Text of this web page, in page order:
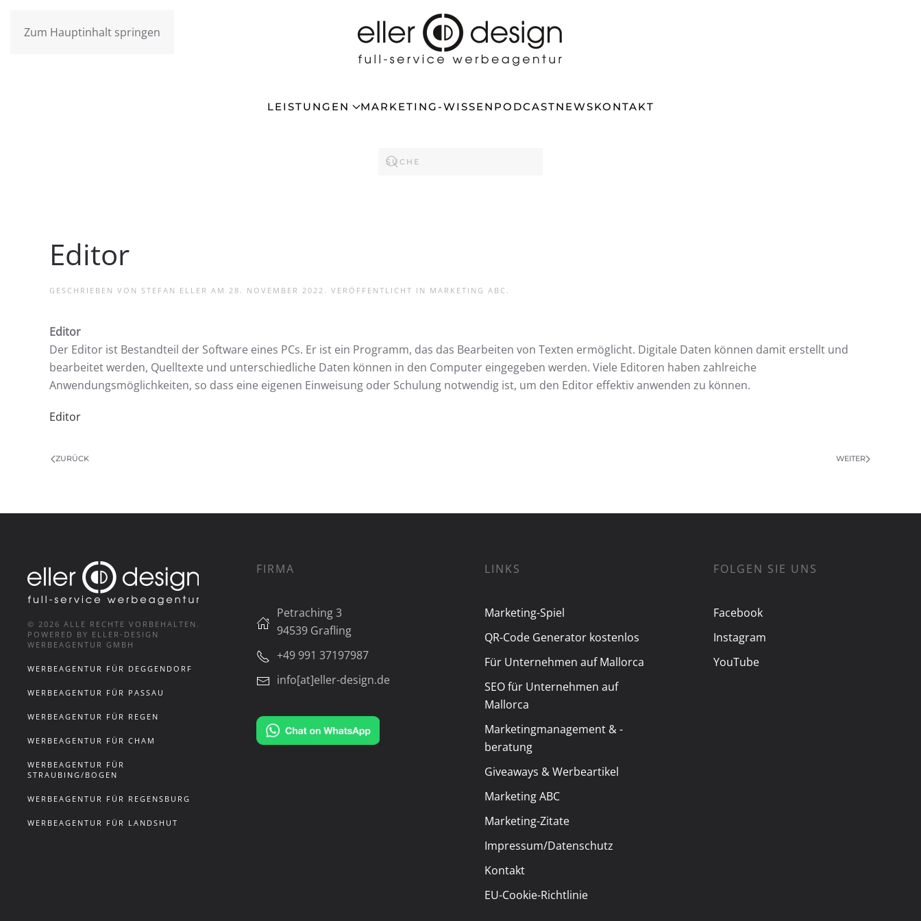
Zum Hauptinhalt springen
LEISTUNGEN MARKETING-WISSEN PODCASTNEWSKONTAKT
Editor
GESCHRIEBEN VON STEFAN ELLER AM 28. NOVEMBER 2022 . VERÖFFENTLICHT IN MARKETING ABC .
Editor
Der Editor ist Bestandteil der Software eines PCs. Er ist ein Programm, das das Bearbeiten von Texten ermöglicht. Digitale Daten können damit erstellt und
bearbeitet werden, Quelltexte und unterschiedliche Daten können in den Computer eingegeben werden. Viele Editoren haben zahlreiche
Anwendungsmöglichkeiten, so dass eine eigenen Einweisung oder Schulung notwendig ist, um den Editor effektiv anwenden zu können.
Editor
ZURÜCK WEITER
© 2026 ALLE RECHTE VORBEHALTEN.
POWERED BY ELLER-DESIGN
WERBEAGENTUR GMBH
WERBEAGENTUR FÜR DEGGENDORF
WERBEAGENTUR FÜR PASSAU
WERBEAGENTUR FÜR REGEN
WERBEAGENTUR FÜR CHAM
WERBEAGENTUR FÜR
STRAUBING/BOGEN
WERBEAGENTUR FÜR REGENSBURG
WERBEAGENTUR FÜR LANDSHUT
FIRMA
Petraching 3
94539 Grafling
+49 991 37197987
info[at]eller-design.de
LINKS
Marketing-Spiel
QR-Code Generator kostenlos
Für Unternehmen auf Mallorca
SEO für Unternehmen auf
Mallorca
Marketingmanagement & -
beratung
Giveaways & Werbeartikel
Marketing ABC
Marketing-Zitate
Impressum/Datenschutz
Kontakt
EU-Cookie-Richtlinie
FOLGEN SIE UNS
Facebook
Instagram
YouTube